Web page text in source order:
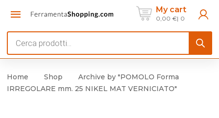
My cart
0,00 € 0
search
Home Shop
Archive by "POMOLO Forma
IRREGOLARE mm. 25 NIKEL MAT VERNICIATO"